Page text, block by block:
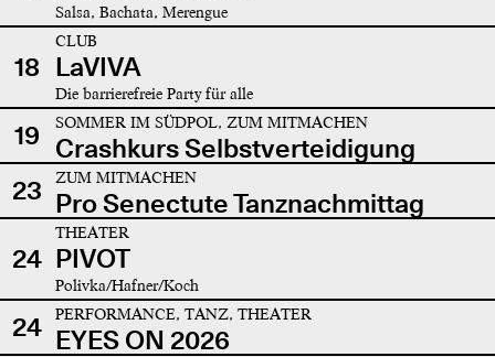
Salsa, Bachata, Merengue
18
CLUB
LaVIVA
Die barrierefreie Party für alle
19 SOMMER IM SÜDPOL, ZUM MITMACHEN
Crashkurs Selbstverteidigung
23
ZUM MITMACHEN
Pro Senectute Tanznachmittag
24
THEATER
PIVOT
Polivka/Hafner/Koch
24 PERFORMANCE, TANZ, THEATER
EYES ON 2026